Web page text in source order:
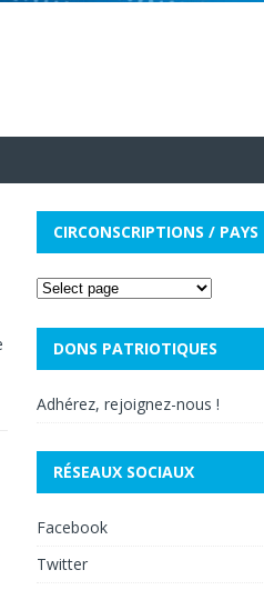
CIRCONSCRIPTIONS / PAYS
DONS PATRIOTIQUES
Adhérez, rejoignez-nous !
RÉSEAUX SOCIAUX
Facebook
Twitter